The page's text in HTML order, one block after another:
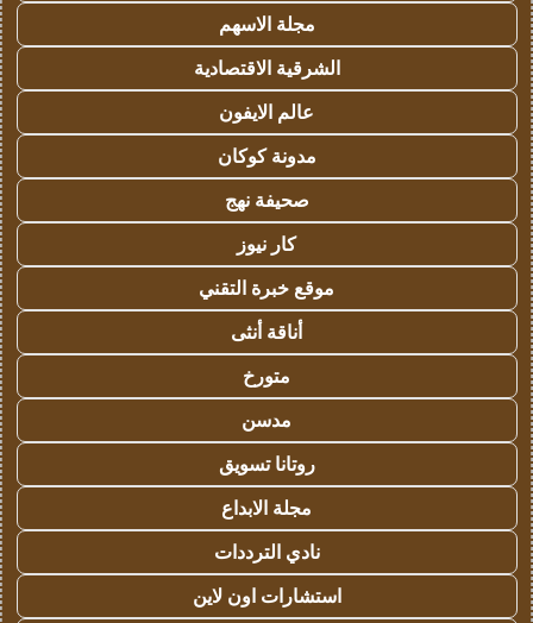
مجلة الاسهم
الشرقية الاقتصادية
عالم الايفون
مدونة كوكان
صحيفة نهج
كار نيوز
موقع خبرة التقني
أناقة أنثى
متورخ
مدسن
روتانا تسويق
مجلة الابداع
نادي الترددات
استشارات اون لاين